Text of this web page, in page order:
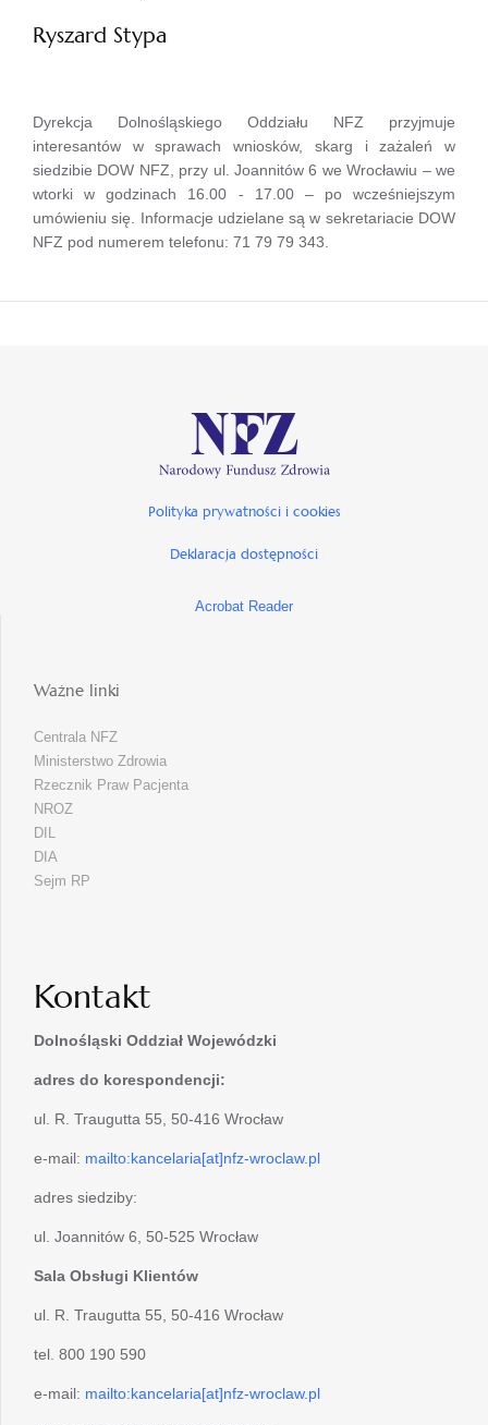
Ryszard Stypa
Dyrekcja Dolnośląskiego Oddziału NFZ przyjmuje
interesantów w sprawach wniosków, skarg i zażaleń w
siedzibie DOW NFZ, przy ul. Joannitów 6 we Wrocławiu – we
wtorki w godzinach 16.00 - 17.00 – po wcześniejszym
umówieniu się. Informacje udzielane są w sekretariacie DOW
NFZ pod numerem telefonu: 71 79 79 343.
Polityka prywatności i cookies
Deklaracja dostępności
Acrobat Reader
Ważne linki
Centrala NFZ
Ministerstwo Zdrowia
Rzecznik Praw Pacjenta
NROZ
DIL
DIA
Sejm RP
Kontakt
Dolnośląski Oddział Wojewódzki
adres do korespondencji:
ul. R. Traugutta 55, 50-416 Wrocław
e-mail: mailto:kancelaria[at]nfz-wroclaw.pl
adres siedziby:
ul. Joannitów 6, 50-525 Wrocław
Sala Obsługi Klientów
ul. R. Traugutta 55, 50-416 Wrocław
tel. 800 190 590
e-mail: mailto:kancelaria[at]nfz-wroclaw.pl